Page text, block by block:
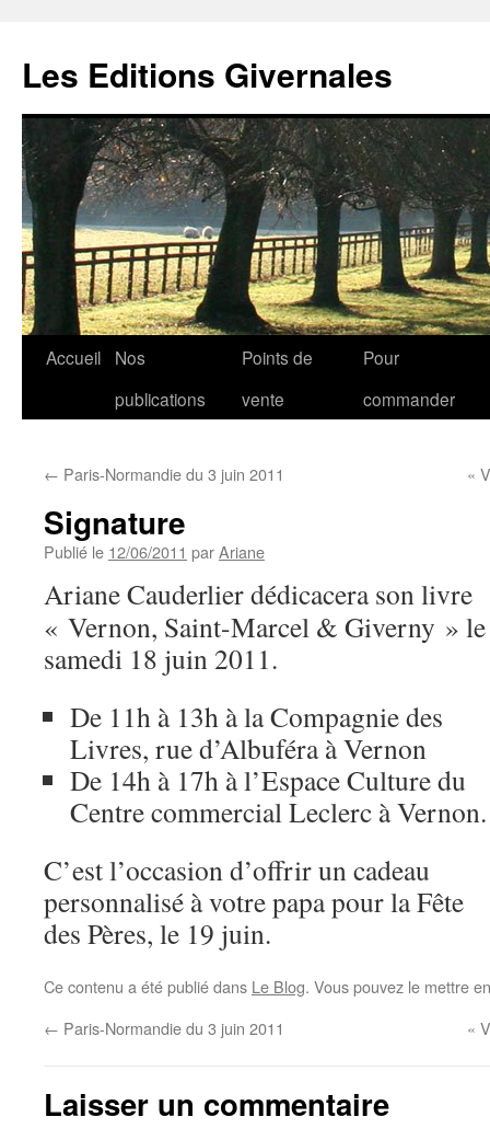
contenu
Les Editions Givernales
Accueil
Nos
publications
Points de
vente
Pour
commander
← Paris-Normandie du 3 juin 2011 «
Signature
Publié le 12/06/2011 parAriane
Ariane Cauderlier dédicacera son livre
« Vernon, Saint-Marcel & Giverny » le
samedi 18 juin 2011.
De 11h à 13h à la Compagnie des
Livres, rue d’Albuféra à Vernon
De 14h à 17h à l’Espace Culture du
Centre commercial Leclerc à Vernon.
C’est l’occasion d’offrir un cadeau
personnalisé à votre papa pour la Fête
des Pères, le 19 juin.
Ce contenu a été publié dans Le Blog. Vous pouvez le mettre
← Paris-Normandie du 3 juin 2011 «
Laisser un commentaire